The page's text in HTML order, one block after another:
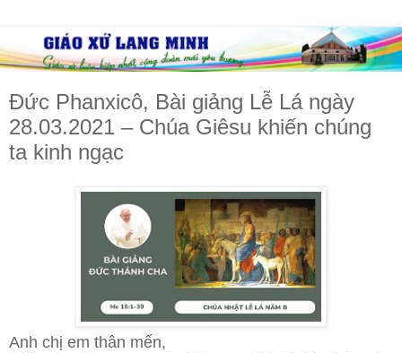
Đức Phanxicô, Bài giảng Lễ Lá ngày
28.03.2021 – Chúa Giêsu khiến chúng
ta kinh ngạc
Anh chị em thân mến,